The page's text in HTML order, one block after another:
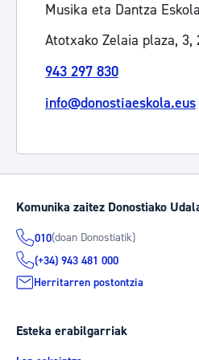
Musika eta Dantza Eskola
Atotxako Zelaia plaza, 3,
943 297 830
info@donostiaeskola.eus
Komunika zaitez Donostiako
010(doan Donostiatik)
(+34) 943 481 000
Herritarren postontzia
Esteka erabilgarriak